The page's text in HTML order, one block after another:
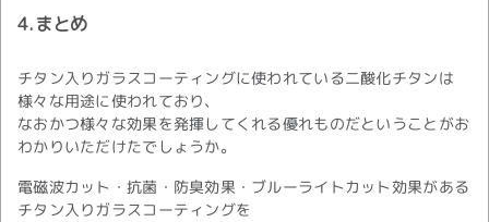
4.まとめ
チタン入りガラスコーティングに使われている二酸化チタンは
様々な用途に使われており、
なおかつ様々な効果を発揮してくれる優れものだということがお
わかりいただけたでしょうか。
電磁波カット・抗菌・防臭効果・ブルーライトカット効果がある
チタン入りガラスコーティングを